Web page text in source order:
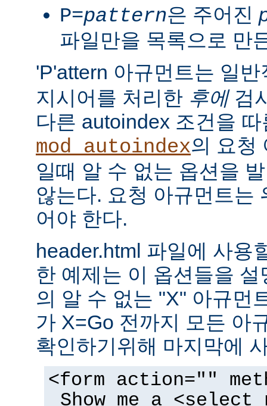
P=pattern은 주어진
파일만을 목록으로 만
'P'attern 아규먼트는 일
지시어를 처리한 후에검
다른 autoindex 조건을
mod_autoindex의 요청
일때 알 수 없는 옵션을
않는다. 요청 아규먼트는
어야 한다.
header.html 파일에 사용
한 예제는 이 옵션들을
의 알 수 없는 "X" 아규먼
가 X=Go 전까지 모든 아
확인하기위해 마지막에
<form action=""
Show me a <select